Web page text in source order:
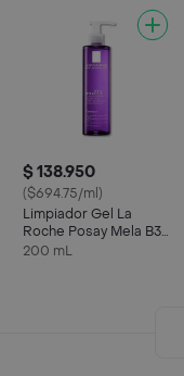
$ 138.950
($694.75/ml)
Limpiador Gel La
Roche Posay Mela B3
Antimanchas
200 mL